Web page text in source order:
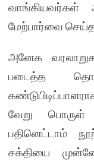
மேற்பார்வை
அனேக
படைத்த
வேறு பொருள்
பதினெட்டாம்
சக்தியை